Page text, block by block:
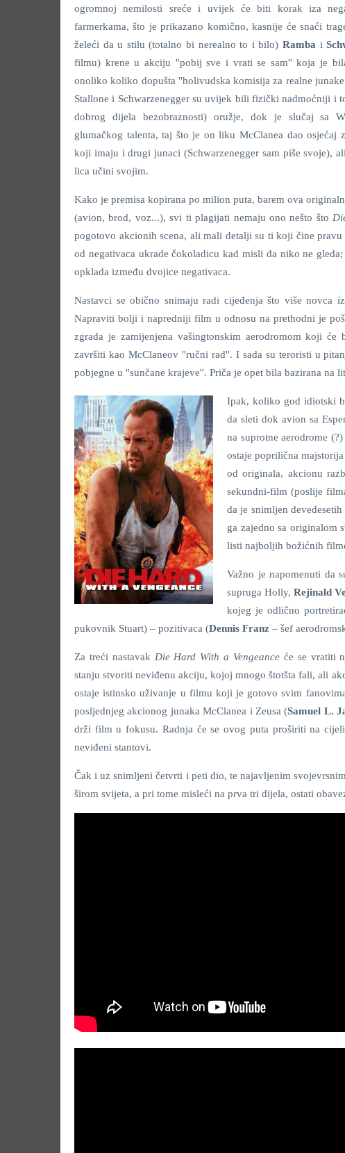
ogromnoj nemilosti sreće i uvijek će biti korak iza
farmerkama, što je prikazano komično, kasnije će snaći
želeći da u stilu (totalno bi nerealno to i bilo) Ramba i
filmu) krene u akciju ''pobij sve i vrati se sam'' koja je
onoliko koliko dopušta ''holivudska komisija za realne
Stallone i Schwarzenegger su uvijek bili fizički nadmoćniji i
dobrog dijela bezobraznosti) oružje, dok je slučaj sa
glumačkog talenta, taj što je on liku McClanea dao osjećaj
koji imaju i drugi junaci (Schwarzenegger sam piše svoje),
lica učini svojim.
Kako je premisa kopirana po milion puta, barem ova
(avion, brod, voz...), svi ti plagijati nemaju ono nešto što
pogotovo akcionih scena, ali mali detalji su ti koji čine
od negativaca ukrade čokoladicu kad misli da niko ne
opklada između dvojice negativaca.
Nastavci se obično snimaju radi cijeđenja što više
Napraviti bolji i napredniji film u odnosu na prethodni je
zgrada je zamijenjena vašingtonskim aerodromom koji
završiti kao McClaneov ''ručni rad''. I sada su teroristi u
pobjegne u ''sunčane krajeve''. Priča je opet bila bazirana na
Ipak, koliko god idiotski
da sleti dok avion sa
na suprotne aerodrome
ostaje poprilična
od originala, akcionu
sekundni-film (poslije
da je snimljen
ga zajedno sa originalom
listi najboljih božićnih
Važno je napomenuti da
supruga Holly,Rejinald
kojeg je odlično
pukovnik Stuart) – pozitivaca (Dennis Franz – šef
Za treći nastavak Die Hard With a Vengeance će se vratiti
stanju stvoriti neviđenu akciju, kojoj mnogo štotšta fali, ali
ostaje istinsko uživanje u filmu koji je gotovo svim
posljednjeg akcionog junaka McClanea i Zeusa (Samuel L.
drži film u fokusu. Radnja će se ovog puta proširiti na
neviđeni stantovi.
Čak i uz snimljeni četvrti i peti dio, te najavljenim
širom svijeta, a pri tome misleći na prva tri dijela, ostati